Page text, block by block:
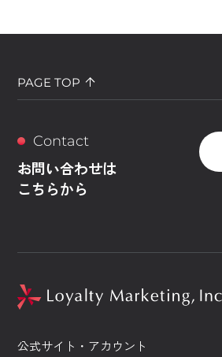
PAGE TOP
Contact
お問い合わせは
こちらから
公式サイト・アカウント